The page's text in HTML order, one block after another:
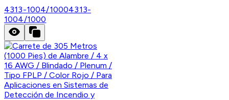
4313-1004/10004313-
1004/1000